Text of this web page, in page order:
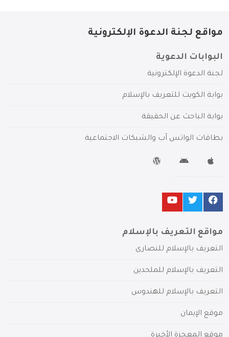
مواقع لجنة الدعوة الإلكترونية
البوابات الدعوية
لجنة الدعوة الإلكترونية
بوابة الكويت للتعريف بالإسلام
بوابة الباحث عن الحقيقة
بطاقات الواتس آب والشبكات الاجتماعية
مواقع التعريف بالإسلام
التعريف بالإسلام للنصارى
التعريف بالإسلام للملحدين
التعريف بالإسلام للهندوس
موقع الإيمان